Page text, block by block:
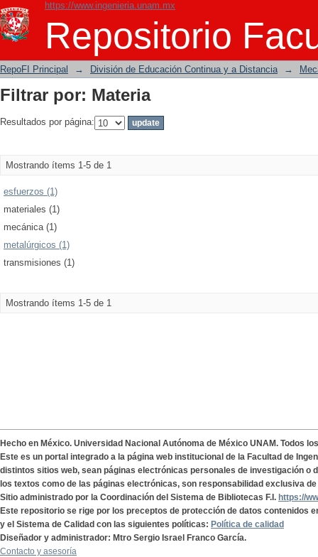
https://www.ingenieria.unam.mx
Repositorio
Filtrar por: Materia
RepoFI Principal → División de Educación Continua y a Distancia →
Filtrar por: Materia
Resultados por página:
Mostrando ítems 1-5 de 1
esfuerzos (1)
materiales (1)
mecánica (1)
metalúrgicos (1)
transmisiones (1)
Mostrando ítems 1-5 de 1
Hecho en México. Universidad Nacional Autónoma de México UNAM. Todos
Este es un portal integrado a la página web institucional de la Facultad de
distintos sitios web, sean páginas electrónicas personales de investigación o
los textos como de las páginas electrónicas, son responsabilidad exclusiva
Sitio administrado por la Coordinación del Sistema de Bibliotecas F.I. https://
Este repositorio se rige por los preceptos de protección de datos contenidos
y el Sistema de Calidad con las siguientes políticas: Política de calidad
Diseñador y administrador: Mtro Sergio Israel Franco García.
Contacto y asesoría